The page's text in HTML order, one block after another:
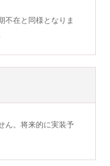
不在と同様となりま
ん。将来的に実装予